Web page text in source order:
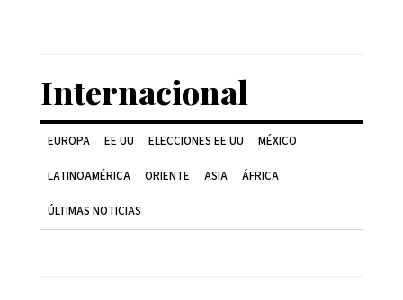
Internacional
EUROPA EE UU ELECCIONES EE UU MÉXICO
LATINOAMÉRICA ORIENTE ASIA ÁFRICA
ÚLTIMAS NOTICIAS